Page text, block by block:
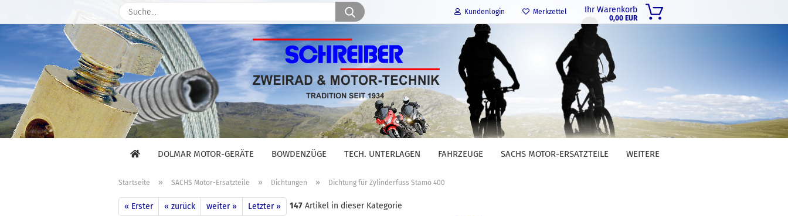
Kundenlogin
E-Mail
Passwort
Konto erstellen
Merkzettel
Suche... Ihr Warenkorb
0,00 EUR
DOLMAR MOTOR-GERÄTE BOWDENZÜGE TECH. UNTERLAGEN FAHRZEUGE SACHS MOTOR-ERSATZTEILE WEITERE
Startseite » SACHS Motor-Ersatzteile » Dichtungen » Dichtung für Zylinderfuss Stamo 400
« Erster « zurück weiter » Letzter » 147 Artikel in dieser Kategorie